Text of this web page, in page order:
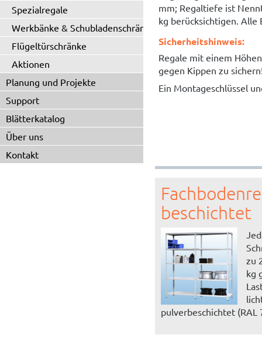
Spezialregale
Werkbänke & Schubladenschränke
Flügeltürschränke
Aktionen
Planung und Projekte
Support
Blätterkatalog
Über uns
Kontakt
mm; Regaltiefe ist
kg berücksichtigen. Alle
Sicherheitshinweis:
Regale mit einem
gegen Kippen zu
Ein Montageschlüssel
beschichtet
zu
kg
pulverbeschichtet (RAL